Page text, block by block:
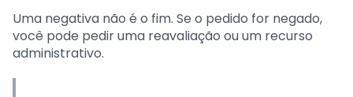
Uma negativa não é o fim. Se o pedido for negado,
você pode pedir uma reavaliação ou um recurso
administrativo.